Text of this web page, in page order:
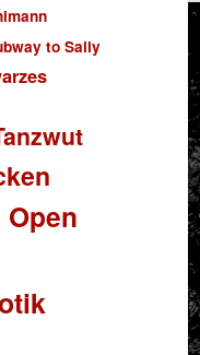
to Sally